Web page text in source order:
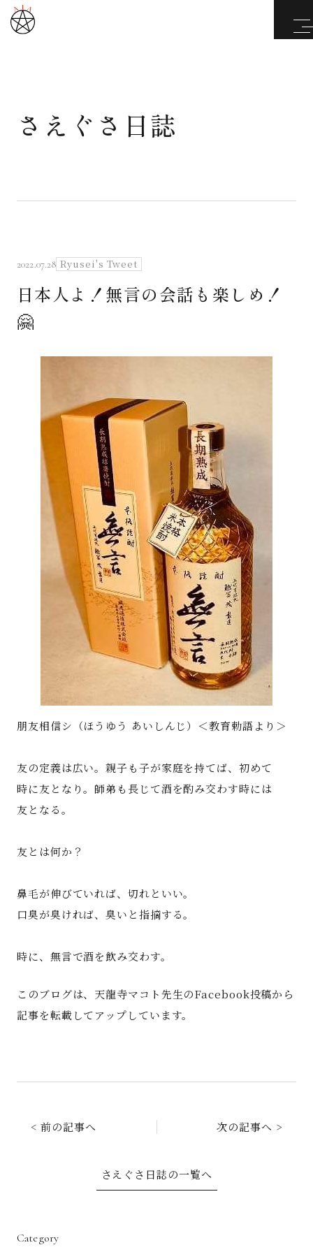
武道と医道
さえぐさ日誌
映像庫
お知らせ
特定商取引法に基づく表記
さえぐさ日誌
2022.07.28 Ryusei's Tweet
日本人よ！無言の会話も楽しめ！
🤗
朋友相信シ（ほうゆう あいしんじ）＜教育勅語より＞
友の定義は広い。親子も子が家庭を持てば、初めて
時に友となり。師弟も長じて酒を酌み交わす時には
友となる。
友とは何か？
鼻毛が伸びていれば、切れといい。
口臭が臭ければ、臭いと指摘する。
時に、無言で酒を飲み交わす。
このブログは、天龍寺マコト先生のFacebook投稿から
記事を転載してアップしています。
< 前の記事へ 次の記事へ >
さえぐさ日誌の一覧へ
Category